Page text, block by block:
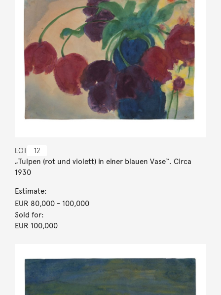
LOT 12
„Tulpen (rot und violett) in einer blauen Vase“. Circa
1930
Estimate:
EUR 80,000- 100,000
Sold for:
EUR 100,000